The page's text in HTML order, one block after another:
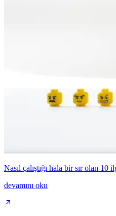
Nasıl çalıştığı hala bir sır olan 10
devamını oku